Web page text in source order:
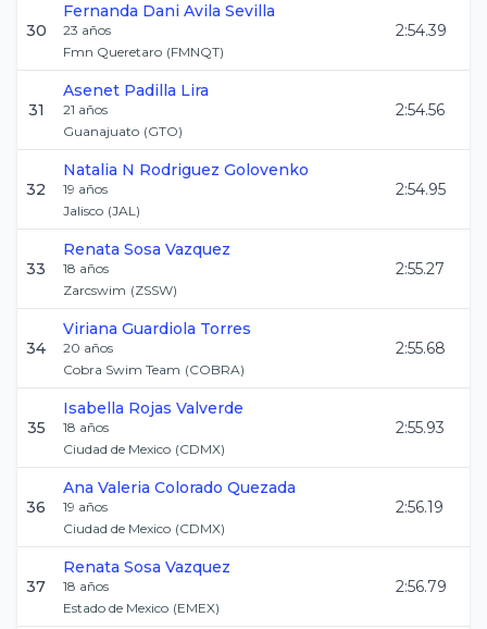
30
Fernanda Dani Avila Sevilla
23 años
Fmn Queretaro (FMNQT)
2:54.39
31
Asenet Padilla Lira
21 años
Guanajuato (GTO)
2:54.56
32
Natalia N Rodriguez Golovenko
19 años
Jalisco (JAL)
2:54.95
33
Renata Sosa Vazquez
18 años
Zarcswim (ZSSW)
2:55.27
34
Viriana Guardiola Torres
20 años
Cobra Swim Team (COBRA)
2:55.68
35
Isabella Rojas Valverde
18 años
Ciudad de Mexico (CDMX)
2:55.93
36
Ana Valeria Colorado Quezada
19 años
Ciudad de Mexico (CDMX)
2:56.19
37
Renata Sosa Vazquez
18 años
Estado de Mexico (EMEX)
2:56.79